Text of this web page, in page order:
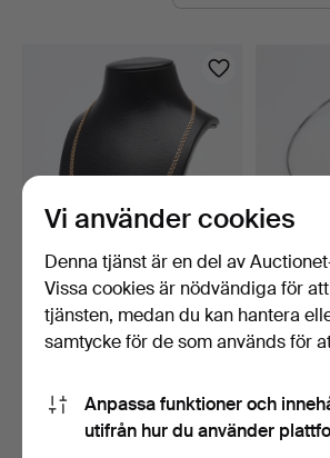
KEDJA doserad Bismarck,
18K guld, vikt ca …
SMEN
silv…
6 dagar
Bevaka sökning
Vi använder cookies
Denna tjänst är en del av
Vissa cookies är nödvändiga för
tjänsten, medan du kan hantera
samtycke för de som används för
Anpassa funktioner och
utifrån hur du använder